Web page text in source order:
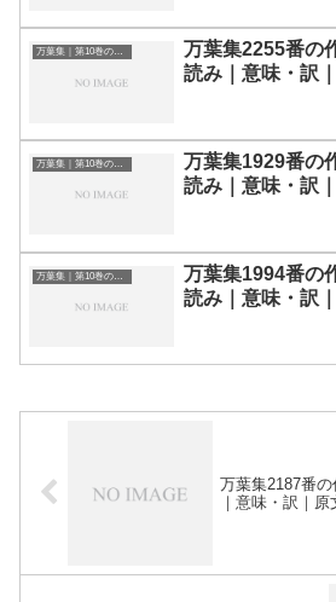
万葉集｜第10巻の和歌一覧
万葉集2255番の
読み｜意味・訳
万葉集｜第10巻の和歌一覧
万葉集1929番の
読み｜意味・訳
万葉集｜第10巻の和歌一覧
万葉集1994番の
読み｜意味・訳
万葉集2187番
｜意味・訳｜原